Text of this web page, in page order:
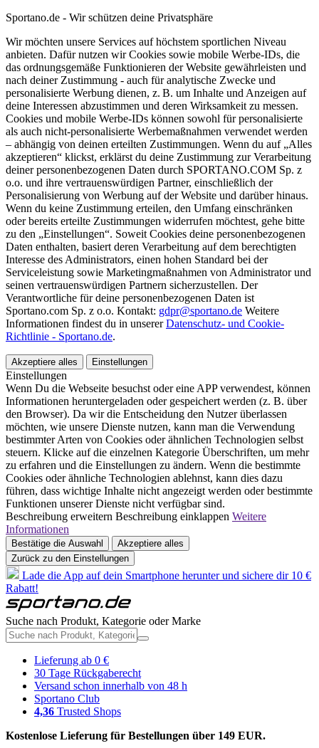
Sportano.de - Wir schützen deine Privatsphäre
Wir möchten unsere Services auf höchstem sportlichen Niveau
anbieten. Dafür nutzen wir Cookies sowie mobile Werbe-IDs, die
das ordnungsgemäße Funktionieren der Website gewährleisten und
nach deiner Zustimmung - auch für analytische Zwecke und
personalisierte Werbung dienen, z. B. um Inhalte und Anzeigen auf
deine Interessen abzustimmen und deren Wirksamkeit zu messen.
Cookies und mobile Werbe-IDs können sowohl für personalisierte
als auch nicht-personalisierte Werbemaßnahmen verwendet werden
– abhängig von deinen erteilten Zustimmungen. Wenn du auf „Alles
akzeptieren“ klickst, erklärst du deine Zustimmung zur Verarbeitung
deiner personenbezogenen Daten durch SPORTANO.COM Sp. z
o.o. und ihre vertrauenswürdigen Partner, einschließlich der
Personalisierung von Werbung auf der Website und darüber hinaus.
Wenn du keine Zustimmung erteilen, den Umfang einschränken
oder bereits erteilte Zustimmungen widerrufen möchtest, gehe bitte
zu den „Einstellungen“. Soweit Cookies deine personenbezogenen
Daten enthalten, basiert deren Verarbeitung auf dem berechtigten
Interesse des Administrators, einen hohen Standard bei der
Serviceleistung sowie Marketingmaßnahmen von Administrator und
seinen vertrauenswürdigen Partnern sicherzustellen. Der
Verantwortliche für deine personenbezogenen Daten ist
Sportano.com Sp. z o.o. Kontakt: gdpr@sportano.de Weitere
Informationen findest du in unsererDatenschutz- und Cookie-
Richtlinie - Sportano.de.
Akzeptiere alles Einstellungen
Einstellungen
Wenn Du die Webseite besuchst oder eine APP verwendest, können
Informationen heruntergeladen oder gespeichert werden (z. B. über
den Browser). Da wir die Entscheidung den Nutzer überlassen
möchten, wie unsere Dienste nutzen, kann man die Verwendung
bestimmter Arten von Cookies oder ähnlichen Technologien selbst
steuern. Klicke auf die einzelnen Kategorie Überschriften, um mehr
zu erfahren und die Einstellungen zu ändern. Wenn die bestimmte
Cookies oder ähnliche Technologien ablehnst, kann dies dazu
führen, dass wichtige Inhalte nicht angezeigt werden oder bestimmte
Funktionen unserer Dienste nicht verfügbar sind.
Beschreibung erweitern Beschreibung einklappen Weitere
Informationen
Bestätige die Auswahl
Akzeptiere alles
Zurück zu den Einstellungen
Lade die App auf dein Smartphone herunter und sichere dir 10 €
Rabatt!
Suche nach Produkt, Kategorie oder Marke
Lieferung ab 0 €
30 Tage Rückgaberecht
Versand schon innerhalb von 48 h
Sportano Club
4,36 Trusted Shops
Kostenlose Lieferung für Bestellungen über 149 EUR.